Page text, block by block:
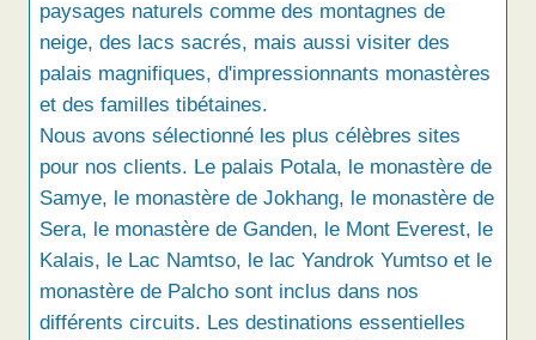
paysages naturels comme des montagnes de
neige, des lacs sacrés, mais aussi visiter des
palais magnifiques, d'impressionnants monastères
et des familles tibétaines.
Nous avons sélectionné les plus célèbres sites
pour nos clients. Le palais Potala, le monastère de
Samye, le monastère de Jokhang, le monastère de
Sera, le monastère de Ganden, le Mont Everest, le
Kalais, le Lac Namtso, le lac Yandrok Yumtso et le
monastère de Palcho sont inclus dans nos
différents circuits. Les destinations essentielles